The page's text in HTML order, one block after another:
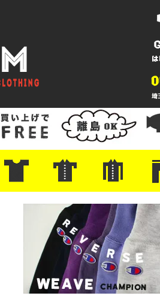
ニーカー
プリントTシャツ
バンド/ツアー
キャラクター
Nike/adidas/スポーツ
チャンピオン
サーフ/スケート
ボーダー/総柄/無地
フットボール/リンガー
タンクトップ/NBA・ポロシャツ
・半袖シャツ
・アロハ/サーフ/ボーリング
・ラルフ/ブランド
・無地/チェック/ストラ
・ワーク/ミリタリー/ウ
・ネル/ウール ・ショ
・アウ
・ジー
・
・ミリ
・コー
・コッ
・オー
・ジャ
ン